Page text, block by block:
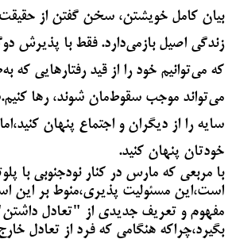
بيان كامل خويشتن، سخن گفتن از
زندگى اصيل بازمى‌دارد. فقط با پذيرش
كه مى‌توانيم خود را از قيد رفتارهايى كه
مى‌تواند موجب سقوط‌مان شوند، رها
سایه را از دیگران و اجتماع پنهان
خودتان پنهان کنید.
با مربعی که مارس در کنار نودجنوبی با
است،این مسئولیت پذیری،منوط بر این
مفهوم و تعریف جدیدی از "تعادل
بگیرد،چراکه هنگامی که فرد از تعادل